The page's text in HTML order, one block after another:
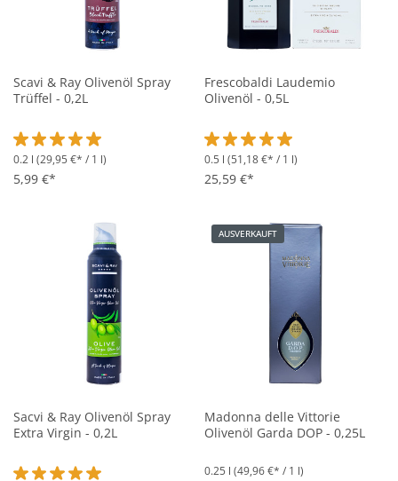
Scavi & Ray Olivenöl Spray
Trüffel - 0,2L
Durchschnittliche Bewertung von 5 von 5 Sternen
0.2 l (29,95 €* / 1 l)
5,99 €*
Frescobaldi Laudemio
Olivenöl - 0,5L
Durchschnittliche Bewertung
0.5 l (51,18 €* / 1 l)
25,59 €*
Sacvi & Ray Olivenöl Spray
Extra Virgin - 0,2L
AUSVERKAUFT
Madonna delle Vittorie
Olivenöl Garda DOP - 0,25L
0.25 l (49,96 €* / 1 l)